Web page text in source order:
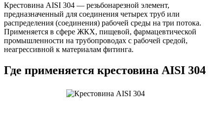
Крестовина AISI 304 — резьбонарезной элемент,
предназначенный для соединения четырех труб или
распределения (соединения) рабочей среды на три потока.
Применяется в сфере ЖКХ, пищевой, фармацевтической
промышленности на трубопроводах с рабочей средой,
неагрессивной к материалам фитинга.
Где применяется крестовина AISI 304